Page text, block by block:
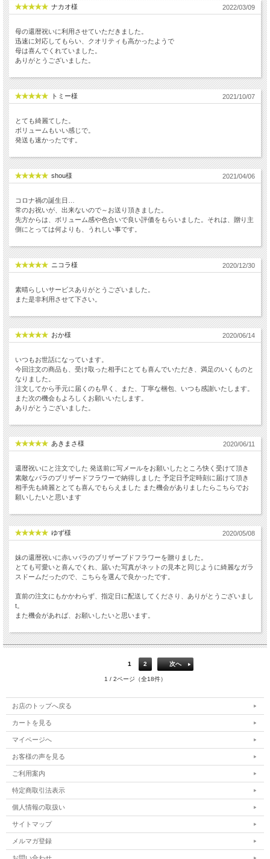
ナカオ様 2022/03/09
母の還暦祝いに利用させていただきました。
迅速に対応してもらい、クオリティも高かったようで
母は喜んでくれていました。
ありがとうございました。
トミー様 2021/10/07
とても綺麗てした。
ボリュームもいい感じで。
発送も速かったです。
shou様 2021/04/06
コロナ禍の誕生日…
常のお祝いが、出来ないので～お送り頂きました。
先方からは、ボリューム感や色合いで良い評価をもらいました。それは、贈り主
側にとっては何よりも、うれしい事です。
ニコラ様 2020/12/30
素晴らしいサービスありがとうございました。
また是非利用させて下さい。
おか様 2020/06/14
いつもお世話になっています。
今回注文の商品も、受け取った相手にとても喜んでいただき、満足のいくものと
なりました。
注文してから手元に届くのも早く、また、丁寧な梱包、いつも感謝いたします。
また次の機会もよろしくお願いいたします。
ありがとうございました。
あきまさ様 2020/06/11
還暦祝いにと注文でした 発送前に写メールをお願いしたところ快く受けて頂き
素敵なバラのブリザードフラワーで納得しました 予定日予定時刻に届けて頂き
相手先も綺麗ととても喜んでもらえました また機会がありましたらこちらでお
願いしたいと思います
ゆず様 2020/05/08
妹の還暦祝いに赤いバラのブリザーブドフラワーを贈りました。
とても可愛いと喜んでくれ、届いた写真がネットの見本と同じように綺麗なガラ
スドームだったので、こちらを選んで良かったです。
直前の注文にもかかわらず、指定日に配送してくださり、ありがとうございまし
t。
また機会があれば、お願いしたいと思います。
1 2 次へ
1 / 2ページ（全18件）
お店のトップへ戻る
カートを見る
マイページへ
お客様の声を見る
ご利用案内
特定商取引法表示
個人情報の取扱い
サイトマップ
メルマガ登録